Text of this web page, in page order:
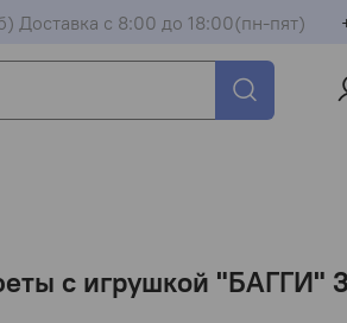
Доставка с 8:00 до 18:00(пн-пят)
с игрушкой "БАГГИ"